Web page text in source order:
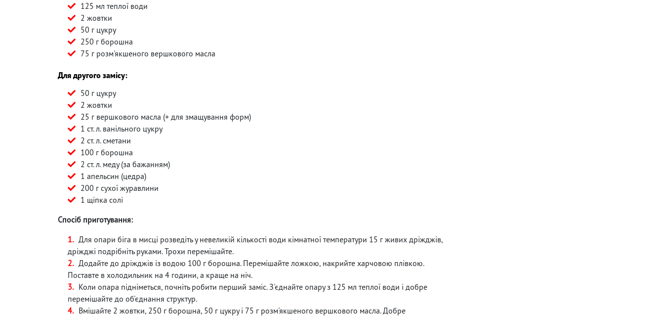
125 мл теплої води
2 жовтки
50 г цукру
250 г борошна
75 г розм'якшеного вершкового масла
Для другого замісу:
50 г цукру
2 жовтки
25 г вершкового масла (+ для змащування форм)
1 ст. л. ванільного цукру
2 ст. л. сметани
100 г борошна
2 ст. л. меду (за бажанням)
1 апельсин (цедра)
200 г сухої журавлини
1 щіпка солі
Спосіб приготування:
Для опари біга в мисці розведіть у невеликій кількості води кімнатної температури 15 г живих дріжджів,
дріжджі подрібніть руками. Трохи перемішайте.
Додайте до дріжджів із водою 100 г борошна. Перемішайте ложкою, накрийте харчовою плівкою.
Поставте в холодильник на 4 години, а краще на ніч.
Коли опара підніметься, почніть робити перший заміс. З'єднайте опару з 125 мл теплої води і добре
перемішайте до об'єднання структур.
Вмішайте 2 жовтки, 250 г борошна, 50 г цукру і 75 г розм'якшеного вершкового масла. Добре